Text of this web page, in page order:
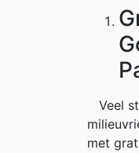
Veel
met